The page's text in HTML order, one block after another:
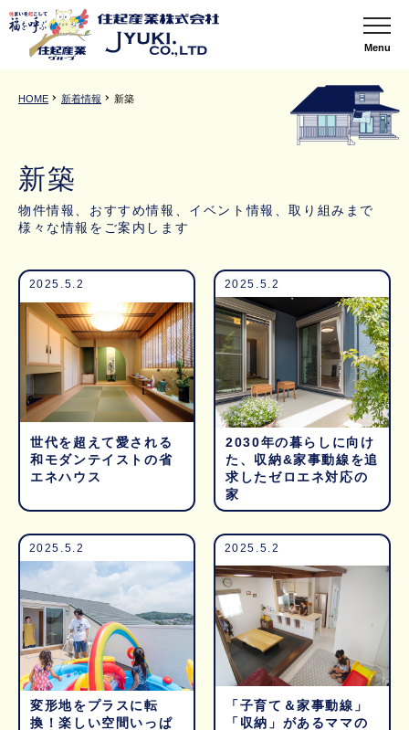
Menu
HOME 新着情報 新築
新築
物件情報、おすすめ情報、イベント情報、取り組みまで
様々な情報をご案内します
2025.5.2
世代を超えて愛される
和モダンテイストの省
エネハウス
2025.5.2
2030年の暮らしに向け
た、収納&家事動線を追
求したゼロエネ対応の
家
2025.5.2
変形地をプラスに転
換！楽しい空間いっぱ
2025.5.2
「子育て＆家事動線」
「収納」があるママの